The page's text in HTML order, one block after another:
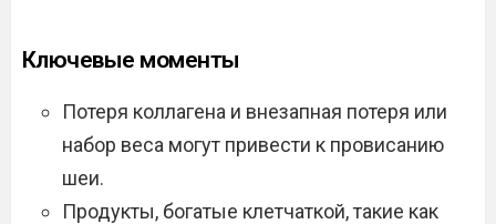
Ключевые моменты
Потеря коллагена и внезапная потеря или
набор веса могут привести к провисанию
шеи.
Продукты, богатые клетчаткой, такие как